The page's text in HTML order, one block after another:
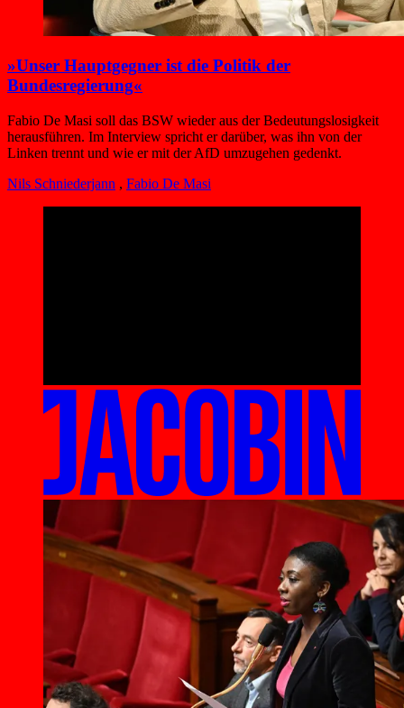
»Unser Hauptgegner ist die Politik der
Bundesregierung«
Fabio De Masi soll das BSW wieder aus der Bedeutungslosigkeit
herausführen. Im Interview spricht er darüber, was ihn von der
Linken trennt und wie er mit der AfD umzugehen gedenkt.
Nils Schniederjann , Fabio De Masi